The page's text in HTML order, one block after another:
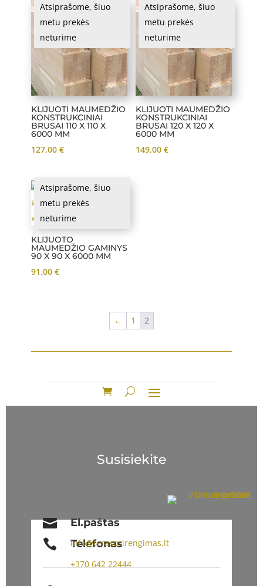
Atsiprašome, šiuo
metu prekės
neturime
KLIJUOTI MAUMEDŽIO
KONSTRUKCINIAI
BRUSAI 110 X 110 X
6000 MM
127,00 €
Atsiprašome, šiuo
metu prekės
neturime
KLIJUOTI MAUMEDŽIO
KONSTRUKCINIAI
BRUSAI 120 X 120 X
6000 MM
149,00 €
Atsiprašome, šiuo
metu prekės
neturime
KLIJUOTO
MAUMEDŽIO GAMINYS
90 X 90 X 6000 MM
91,00 €
← 1 2
Susisiekite
 Telefonas
+370642 22444
 El.paštas
info@terasosirengimas.lt